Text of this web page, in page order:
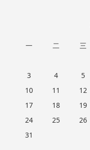
一 二 三
3
4 5
10
11 12
17
18 19
24
25 26
31